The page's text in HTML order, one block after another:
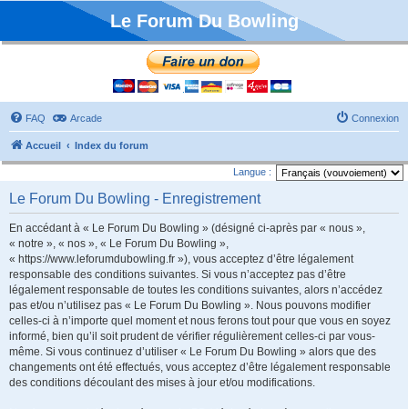
Le Forum Du Bowling
FAQ Arcade Connexion
Accueil Index du forum
Langue :
Le Forum Du Bowling - Enregistrement
En accédant à « Le Forum Du Bowling » (désigné ci-après par « nous »,
« notre », « nos », « Le Forum Du Bowling »,
« https://www.leforumdubowling.fr »), vous acceptez d’être légalement
responsable des conditions suivantes. Si vous n’acceptez pas d’être
légalement responsable de toutes les conditions suivantes, alors n’accédez
pas et/ou n’utilisez pas « Le Forum Du Bowling ». Nous pouvons modifier
celles-ci à n’importe quel moment et nous ferons tout pour que vous en soyez
informé, bien qu’il soit prudent de vérifier régulièrement celles-ci par vous-
même. Si vous continuez d’utiliser « Le Forum Du Bowling » alors que des
changements ont été effectués, vous acceptez d’être légalement responsable
des conditions découlant des mises à jour et/ou modifications.